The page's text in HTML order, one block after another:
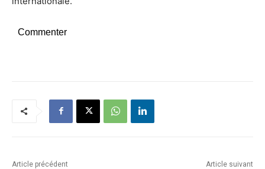
Commenter
Article précédent Article suivant